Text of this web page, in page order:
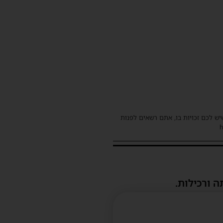
לכם זכויות בו, אתם רשאים לפנות
ורכילות.